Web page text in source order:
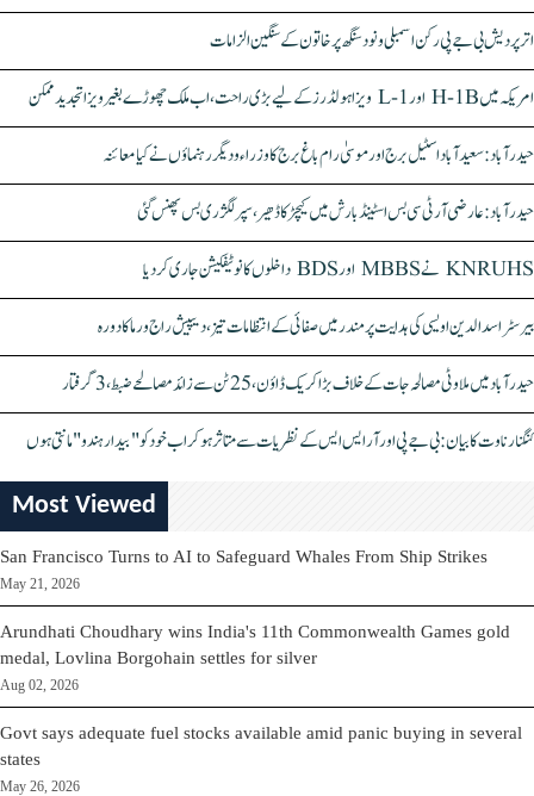
اتر پردیش بی جے پی رکن اسمبلی ونود سنگھ پر خاتون کے سنگین الزامات
امریکہ میں H-1B اور L-1 ویزا ہولڈرز کے لیے بڑی راحت، اب ملک چھوڑے بغیر ویزا تجدید ممکن
حیدرآباد: سعیدآباد اسٹیل برج اور موسیٰ رام باغ برج کا وزراء و دیگر رہنماؤں نے کیا معائنہ
حیدرآباد: عارضی آر ٹی سی بس اسٹینڈ بارش میں کیچڑ کا ڈھیر، سپر لگژری بس پھنس گئی
KNRUHS نے MBBS اور BDS داخلوں کا نوٹیفکیشن جاری کر دیا
بیرسٹر اسدالدین اویسی کی ہدایت پر مندر میں صفائی کے انتظامات تیز، دیپیش راج ورما کا دورہ
حیدرآباد میں ملاوٹی مصالحہ جات کے خلاف بڑا کریک ڈاؤن، 25 ٹن سے زائد مصالحے ضبط، 3 گرفتار
کنگنا رناوت کا بیان: بی جے پی اور آر ایس ایس کے نظریات سے متاثر ہو کر اب خود کو "بیدار ہندو" مانتی ہوں
Most Viewed
San Francisco Turns to AI to Safeguard Whales From Ship Strikes
May 21, 2026
Arundhati Choudhary wins India's 11th Commonwealth Games gold
medal, Lovlina Borgohain settles for silver
Aug 02, 2026
Govt says adequate fuel stocks available amid panic buying in several
states
May 26, 2026